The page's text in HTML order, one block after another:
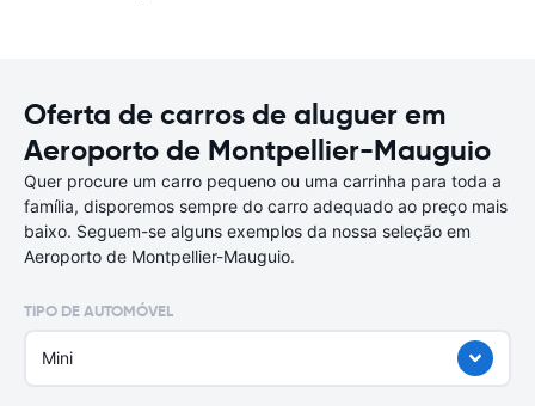
Oferta de carros de aluguer em
Aeroporto de Montpellier-Mauguio
Quer procure um carro pequeno ou uma carrinha para toda a
família, disporemos sempre do carro adequado ao preço mais
baixo. Seguem-se alguns exemplos da nossa seleção em
Aeroporto de Montpellier-Mauguio.
TIPO DE AUTOMÓVEL
Mini